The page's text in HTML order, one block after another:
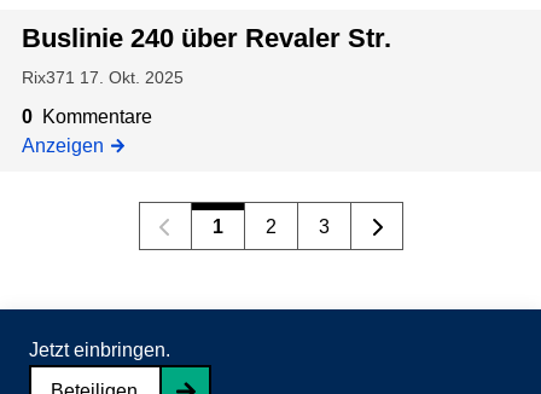
Buslinie 240 über Revaler Str.
Rix371 17. Okt. 2025
Kommentare
0
Anzeigen
1 2 3
Jetzt einbringen.